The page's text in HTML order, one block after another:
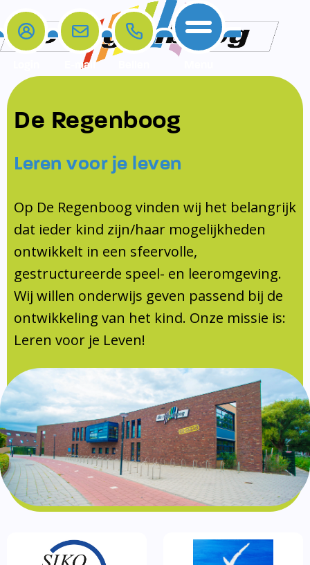
Home
De school
Opleiding en Stage
KomKids
Schoolvakanties
Ouderraad
Medezeggenschapsraad
Documentatie
Formulieren
SIKO
Ouders
Ouders
Contact
Contact
Contact
Samenwerkingen
Samenwerkingen
Schoollogopedist
E-mail
De Regenboog
Leren voor je leven
Op De Regenboog vinden wij het belangrijk
dat ieder kind zijn/haar mogelijkheden
ontwikkelt in een sfeervolle,
gestructureerde speel- en leeromgeving.
Wij willen onderwijs geven passend bij de
ontwikkeling van het kind. Onze missie is:
Leren voor je Leven!